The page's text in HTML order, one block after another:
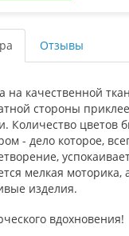
Отзывы
на качественной
стороны
Количество цветов
- дело которое,
мелкая моторика,
изделия.
вдохновения!